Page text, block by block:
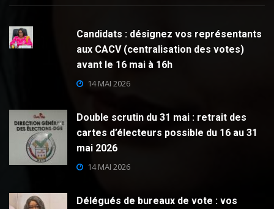
Candidats : désignez vos représentants
aux CACV (centralisation des votes)
avant le 16 mai à 16h
14 MAI 2026
Double scrutin du 31 mai : retrait des
cartes d’électeurs possible du 16 au 31
mai 2026
14 MAI 2026
Délégués de bureaux de vote : vos